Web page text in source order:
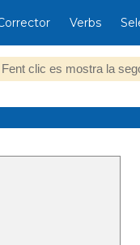
Verbs
Fent clic es mostra la